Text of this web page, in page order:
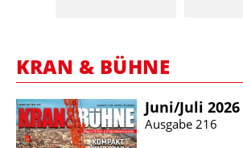
KRAN & BÜHNE
Juni/​Juli 2026
Ausgabe 216